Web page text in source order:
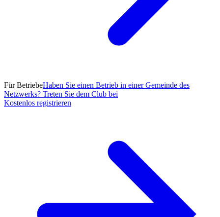
Für BetriebeHaben Sie einen Betrieb in einer Gemeinde des
Netzwerks? Treten Sie dem Club bei
Kostenlos registrieren